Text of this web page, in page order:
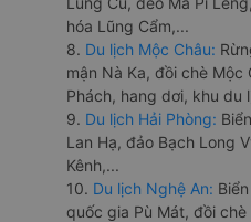
hóa Lũng Cẩm,...
8. Du lịch Mộc Châu:
mận Nà Ka, đồi chè Mộc
Phách, hang dơi, khu du
9. Du lịch Hải Phòng:
Lan Hạ, đảo Bạch Long
Kênh,...
10. Du lịch Nghệ An:
quốc gia Pù Mát, đồi